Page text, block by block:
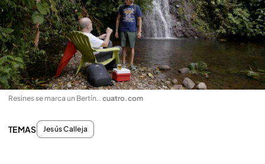
Resines se marca un Bertín.. cuatro.com
TEMAS Jesús Calleja